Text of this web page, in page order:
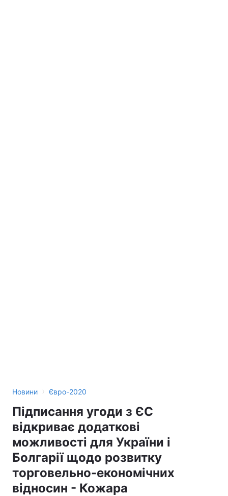
Новини › Євро-2020
Підписання угоди з ЄС
відкриває додаткові
можливості для України і
Болгарії щодо розвитку
торговельно-економічних
відносин - Кожара